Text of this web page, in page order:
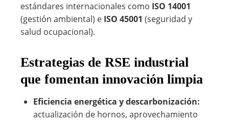
estándares internacionales como ISO 14001
(gestión ambiental) e ISO 45001 (seguridad y
salud ocupacional).
Estrategias de RSE industrial
que fomentan innovación limpia
Eficiencia energética y descarbonización:
actualización de hornos, aprovechamiento